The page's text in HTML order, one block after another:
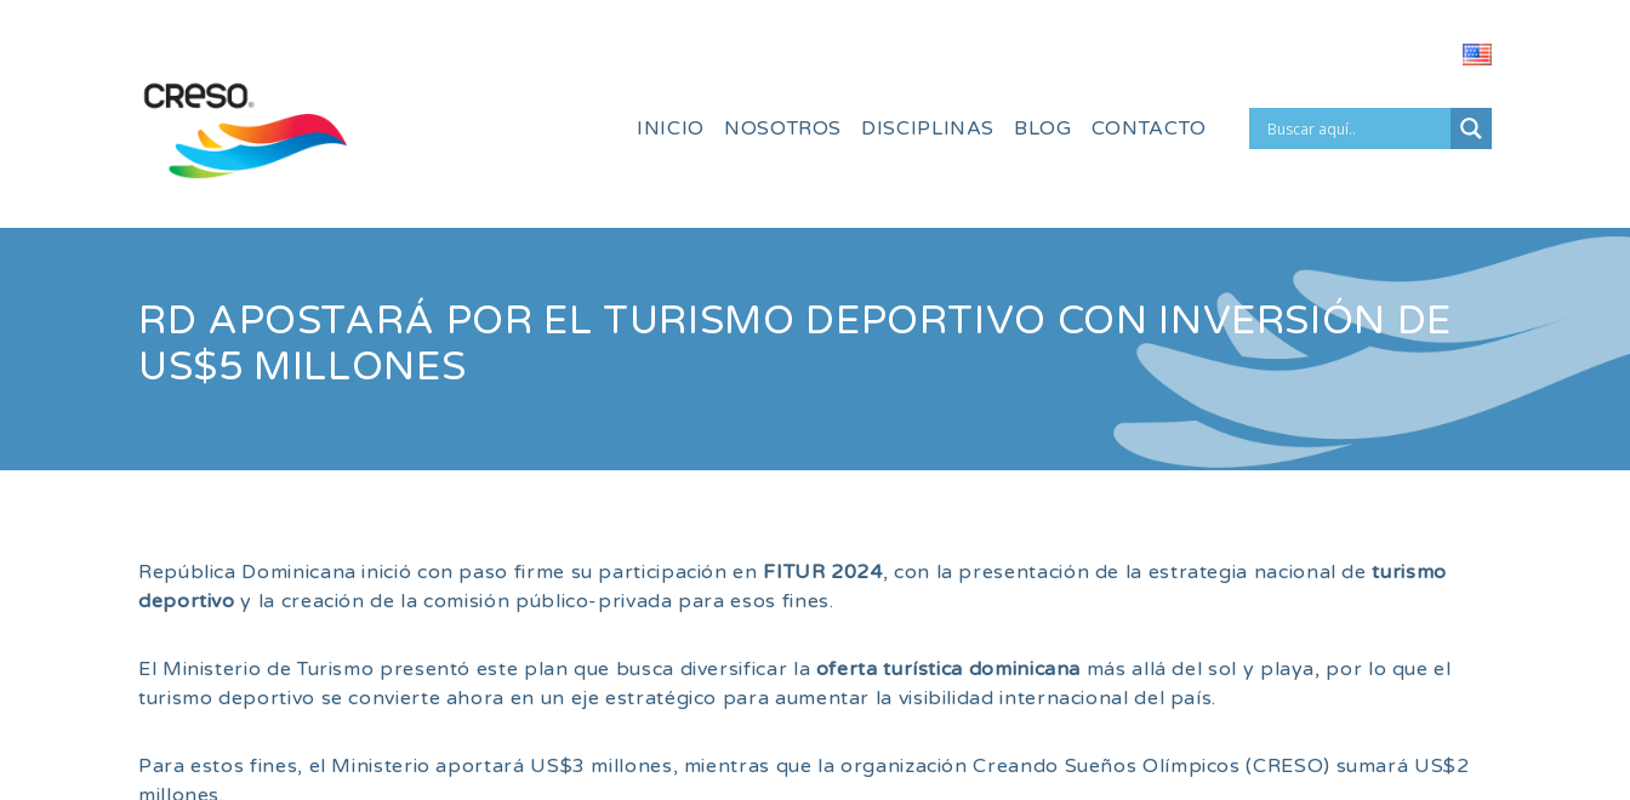
INICIO NOSOTROS DISCIPLINAS BLOG CONTACTO
RD APOSTARÁ POR EL TURISMO DEPORTIVO CON INVERSIÓN DE
US$5 MILLONES
República Dominicana inició con paso firme su participación en FITUR 2024, con la presentación de la estrategia nacional deturismo
deportivo y la creación de la comisión público-privada para esos fines.
El Ministerio de Turismo presentó este plan que busca diversificar la oferta turística dominicana más allá del sol y playa, por lo que el
turismo deportivo se convierte ahora en un eje estratégico para aumentar la visibilidad internacional del país.
Para estos fines, el Ministerio aportará US$3 millones, mientras que la organización Creando Sueños Olímpicos (CRESO) sumará US$2
millones.